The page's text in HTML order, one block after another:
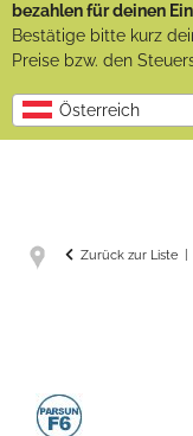
bezahlen für deinen
Bestätige bitte kurz
Preise bzw. den
Österreich
Zurück zur Liste